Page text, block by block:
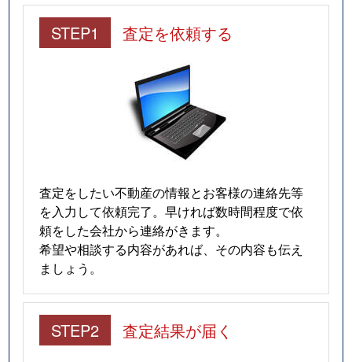
STEP1 査定を依頼する
査定をしたい不動産の情報とお客様の連絡先等
を入力して依頼完了。早ければ数時間程度で依
頼をした会社から連絡がきます。
希望や相談する内容があれば、その内容も伝え
ましょう。
STEP2 査定結果が届く